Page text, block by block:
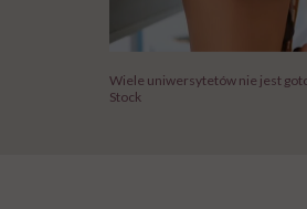
Wiele uniwersytetów nie jest
Stock